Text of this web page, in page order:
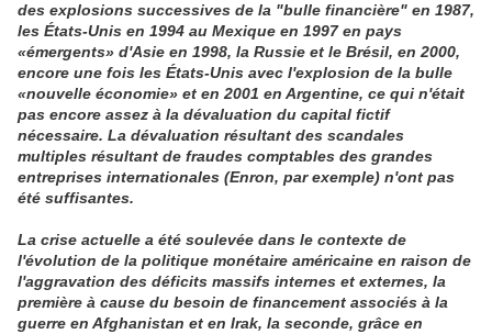
des explosions successives de la "bulle financière" en 1987,
les États-Unis en 1994 au Mexique en 1997 en pays
«émergents» d'Asie en 1998, la Russie et le Brésil, en 2000,
encore une fois les États-Unis avec l'explosion de la bulle
«nouvelle économie» et en 2001 en Argentine, ce qui n'était
pas encore assez à la dévaluation du capital fictif
nécessaire. La dévaluation résultant des scandales
multiples résultant de fraudes comptables des grandes
entreprises internationales (Enron, par exemple) n'ont pas
été suffisantes.
La crise actuelle a été soulevée dans le contexte de
l'évolution de la politique monétaire américaine en raison de
l'aggravation des déficits massifs internes et externes, la
première à cause du besoin de financement associés à la
guerre en Afghanistan et en Irak, la seconde, grâce en